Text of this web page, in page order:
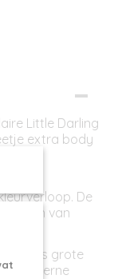
Little Darling
extra body
De
van
zoals grote
moderne